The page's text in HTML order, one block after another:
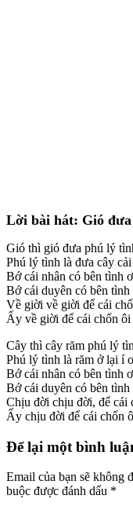
Lời bài hát: Gió đưa
Gió thì gió đưa phú lý
Phú lý tình là đưa cây
Bớ cái nhân có bên tình
Bớ cái duyên có bên tình
Về giời về giời để cái
Ấy về giời để cái chốn ôi
Cây thì cây răm phú lý
Phú lý tình là răm ở lại í ơ
Bớ cái nhân có bên tình
Bớ cái duyên có bên tình
Chịu đời chịu đời, để cái
Ấy chịu đời để cái chốn
Để lại một bình
Email của bạn sẽ không
buộc được đánh dấu *